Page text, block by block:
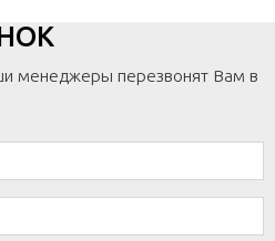
менеджеры перезвонят Вам в